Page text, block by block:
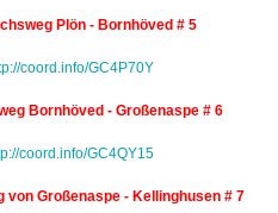
Plön - Bornhöved # 5
coord.info/GC4P70Y
Bornhöved - Großenaspe # 6
coord.info/GC4QY15
von Großenaspe - Kellinghusen # 7